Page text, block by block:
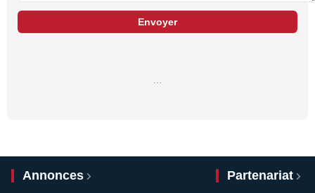
Envoyer
Annonces Partenariat